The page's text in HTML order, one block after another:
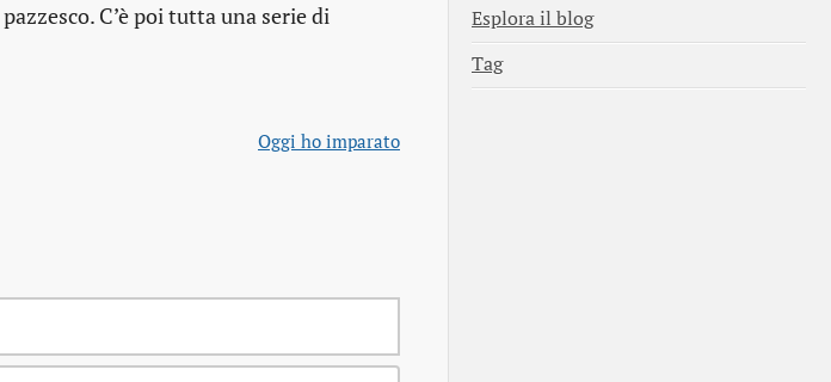
C’è poi tutta una serie di
Oggi ho imparato
Esplora il blog
Tag